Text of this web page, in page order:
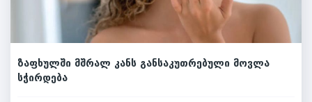
ზაფხულში მშრალ კანს განსაკუთრებული მოვლა
სჭირდება